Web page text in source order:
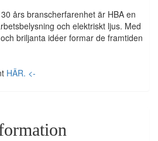
års branscherfarenhet är HBA en
och elektriskt ljus. Med
briljanta idéer formar de framtiden
HÄR. <-